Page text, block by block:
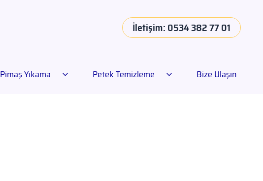
İletişim: 0534 382 77 01
Pimaş Yıkama Petek Temizleme Bize Ulaşın